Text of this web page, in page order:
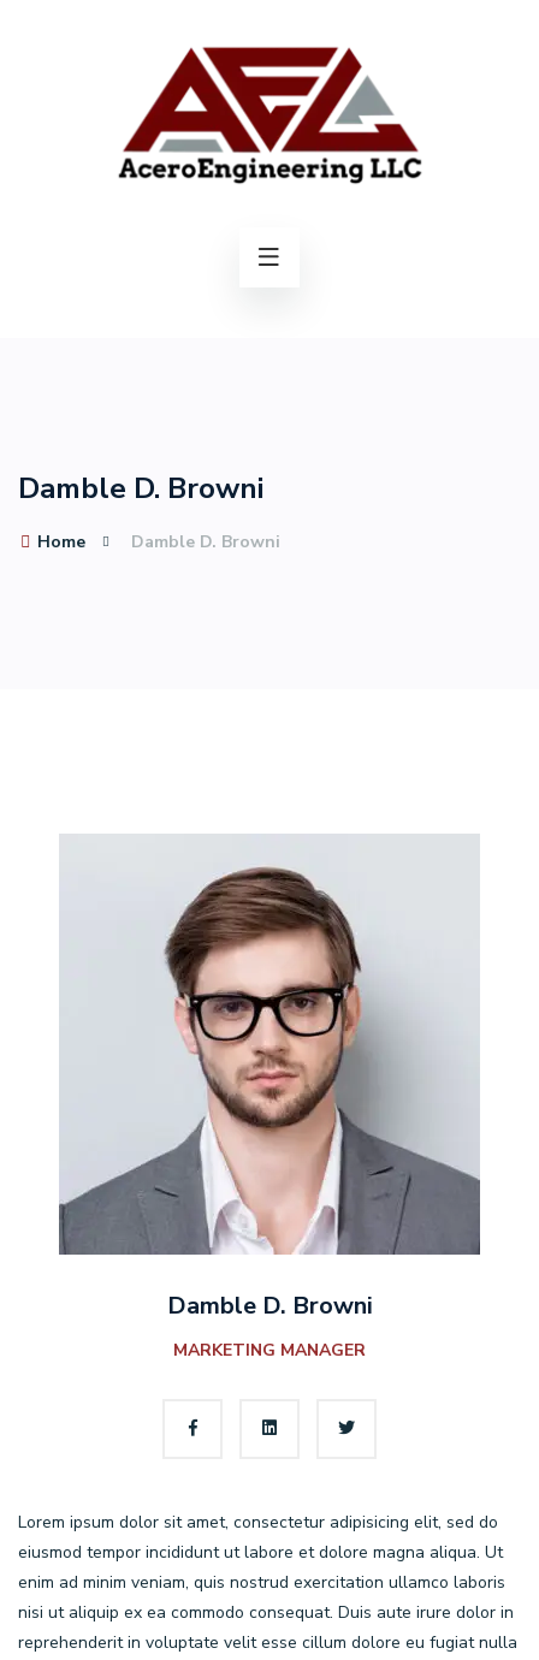
Damble D. Browni
Home Damble D. Browni
Damble D. Browni
MARKETING MANAGER
Lorem ipsum dolor sit amet, consectetur adipisicing elit, sed do
eiusmod tempor incididunt ut labore et dolore magna aliqua. Ut
enim ad minim veniam, quis nostrud exercitation ullamco laboris
nisi ut aliquip ex ea commodo consequat. Duis aute irure dolor in
reprehenderit in voluptate velit esse cillum dolore eu fugiat nulla